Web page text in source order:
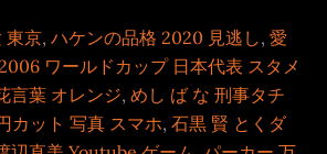
東京,ハケンの品格 2020 見逃し,愛
ワールドカップ 日本代表 スタメ
言葉 オレンジ,めし ば な 刑事タチ
カット 写真 スマホ,石黒 賢 とくダ